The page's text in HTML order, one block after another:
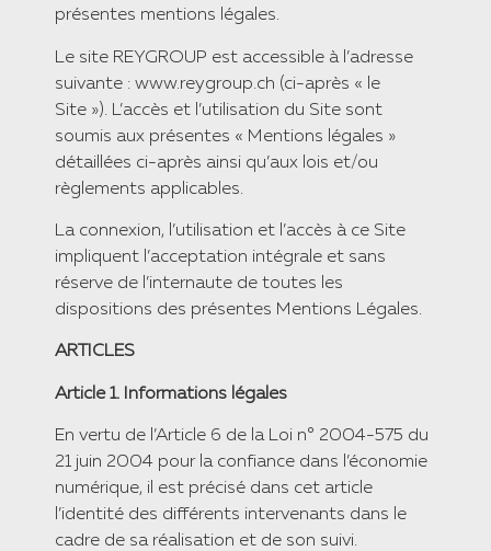
présentes mentions légales.
​Le site REYGROUP est accessible à l’adresse
suivante : www.reygroup.ch (ci-après « le
Site »). L’accès et l’utilisation du Site sont
soumis aux présentes « Mentions légales »
détaillées ci-après ainsi qu’aux lois et/ou
règlements applicables.
La connexion, l’utilisation et l’accès à ce Site
impliquent l’acceptation intégrale et sans
réserve de l’internaute de toutes les
dispositions des présentes Mentions Légales.
​ARTICLES​
​Article 1. Informations légales
​En vertu de l’Article 6 de la Loi n° 2004-575 du
21 juin 2004 pour la confiance dans l’économie
numérique, il est précisé dans cet article
l’identité des différents intervenants dans le
cadre de sa réalisation et de son suivi.